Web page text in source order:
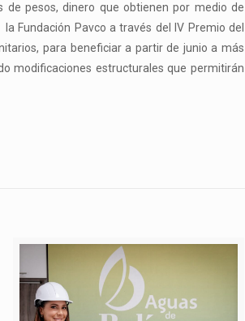
de pesos, dinero que obtienen por medio de
Fundación Pavco a través del IV Premio del
para beneficiar a partir de junio a más
modificaciones estructurales que permitirán